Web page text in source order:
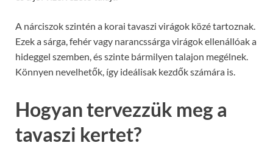
A nárciszok szintén a korai tavaszi virágok közé tartoznak.
Ezek a sárga, fehér vagy narancssárga virágok ellenállóak a
hideggel szemben, és szinte bármilyen talajon megélnek.
Könnyen nevelhetők, így ideálisak kezdők számára is.
Hogyan tervezzük meg a
tavaszi kertet?